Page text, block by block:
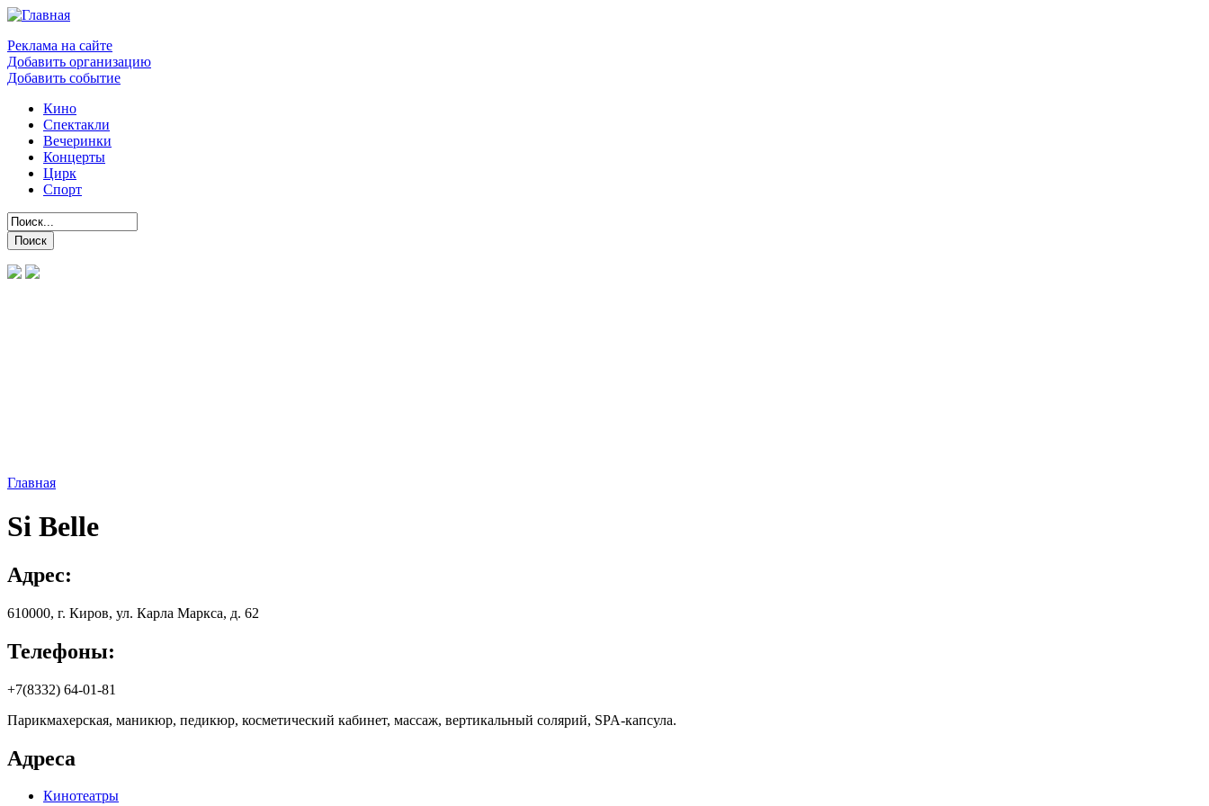
Реклама на сайте
Добавить организацию
Добавить событие
Кино
Спектакли
Вечеринки
Концерты
Цирк
Спорт
Главная
Si Belle
Адрес:
610000, г. Киров, ул. Кapлa Мapкca, д. 62
Телефоны:
+7(8332) 64-01-81
Парикмахерская, маникюр, педикюр, косметический кабинет, массаж, вертикальный солярий, SPA-капсула.
Адреса
Кинотеатры